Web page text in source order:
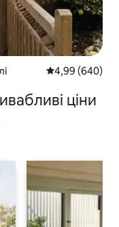
Середня
4,99 (640)
ціни